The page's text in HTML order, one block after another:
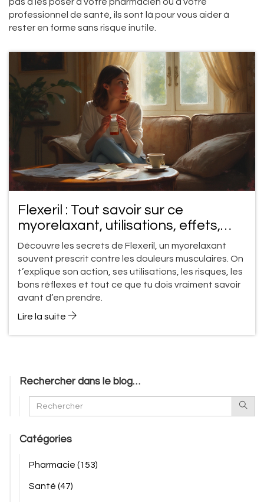
professionnel de santé, ils sont là pour vous aider à
rester en forme sans risque inutile.
Flexeril : Tout savoir sur ce
myorelaxant, utilisations, effets,
précautions
Découvre les secrets de Flexeril, un myorelaxant
souvent prescrit contre les douleurs musculaires. On
t’explique son action, ses utilisations, les risques, les
bons réflexes et tout ce que tu dois vraiment savoir
avant d’en prendre.
Lire la suite
Rechercher dans le blog…
Catégories
Pharmacie (153)
Santé (47)